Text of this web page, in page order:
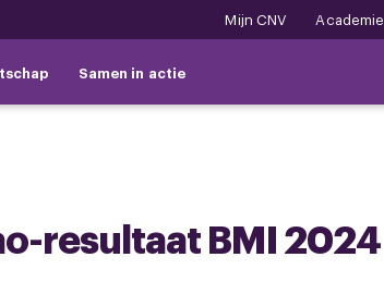
Mijn CNV Academie
Samen in actie
resultaat BMI 2024